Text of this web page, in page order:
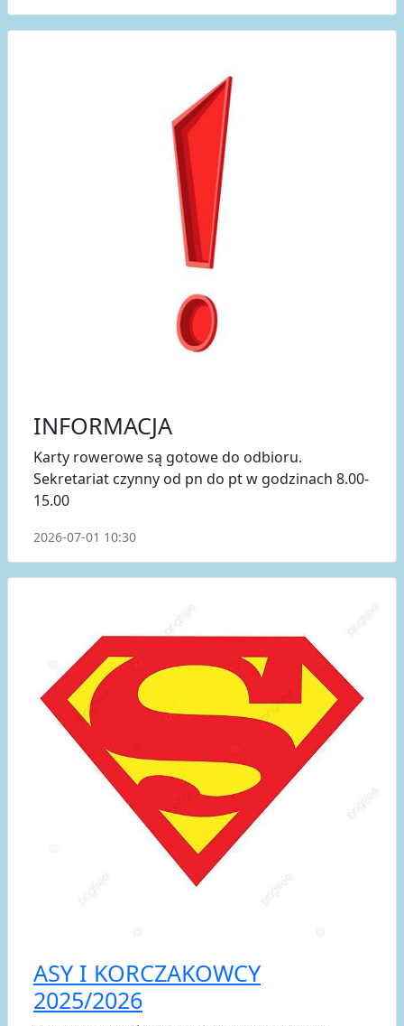
INFORMACJA
Karty rowerowe są gotowe do odbioru.
Sekretariat czynny od pn do pt w godzinach 8.00-
15.00
2026-07-01 10:30
ASY I KORCZAKOWCY
2025/2026